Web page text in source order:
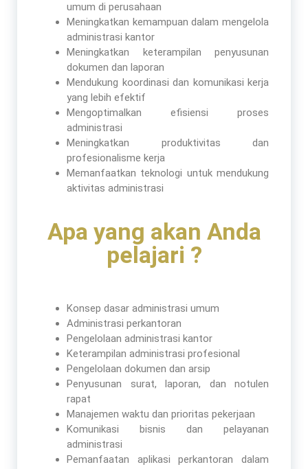
umum di perusahaan
Meningkatkan kemampuan dalam mengelola
administrasi kantor
Meningkatkan keterampilan penyusunan
dokumen dan laporan
Mendukung koordinasi dan komunikasi kerja
yang lebih efektif
Mengoptimalkan efisiensi proses
administrasi
Meningkatkan produktivitas dan
profesionalisme kerja
Memanfaatkan teknologi untuk mendukung
aktivitas administrasi
Apa yang akan Anda
pelajari ?
Konsep dasar administrasi umum
Administrasi perkantoran
Pengelolaan administrasi kantor
Keterampilan administrasi profesional
Pengelolaan dokumen dan arsip
Penyusunan surat, laporan, dan notulen
rapat
Manajemen waktu dan prioritas pekerjaan
Komunikasi bisnis dan pelayanan
administrasi
Pemanfaatan aplikasi perkantoran dalam